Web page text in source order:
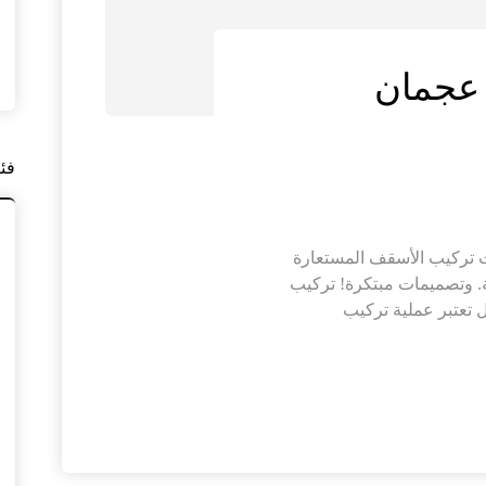
عجمان
الأسقف المستعارة
وتصميمات مبتكرة! تركيب
عملية تركيب